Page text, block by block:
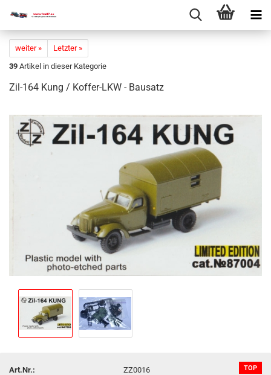
weiter »
Letzter »
39 Artikel in dieser Kategorie
Zil-​164 Kung / Koffer-​LKW - Bau­satz
TOP
Art.Nr.:
ZZ0016